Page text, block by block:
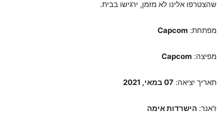
שהצטרפו אלינו לא מזמן, ירגישו בבית.
מפתחת: Capcom
מפיצה: Capcom
תאריך יציאה: 07 במאי, 2021
ז'אנר: הישרדות אימה